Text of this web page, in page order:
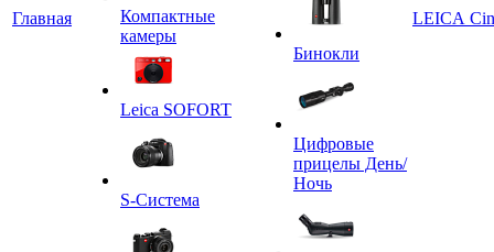
Главная
Компактные
камеры
Leica SOFORT
S-Система
Бинокли
Цифровые
прицелы День/
Ночь
LEICA